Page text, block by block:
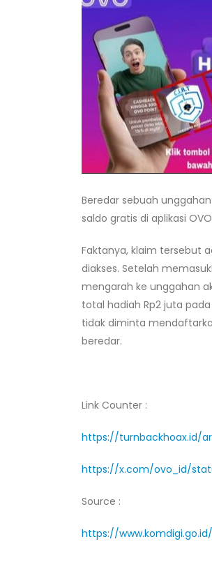
Beredar sebuah
saldo gratis di aplikasi
Faktanya, klaim tersebut
diakses. Setelah
mengarah ke unggahan
total hadiah Rp2 juta
tidak diminta
beredar.
Link Counter :
https://turnbackhoax.id/
https://x.com/ovo_id/
Source :
https://